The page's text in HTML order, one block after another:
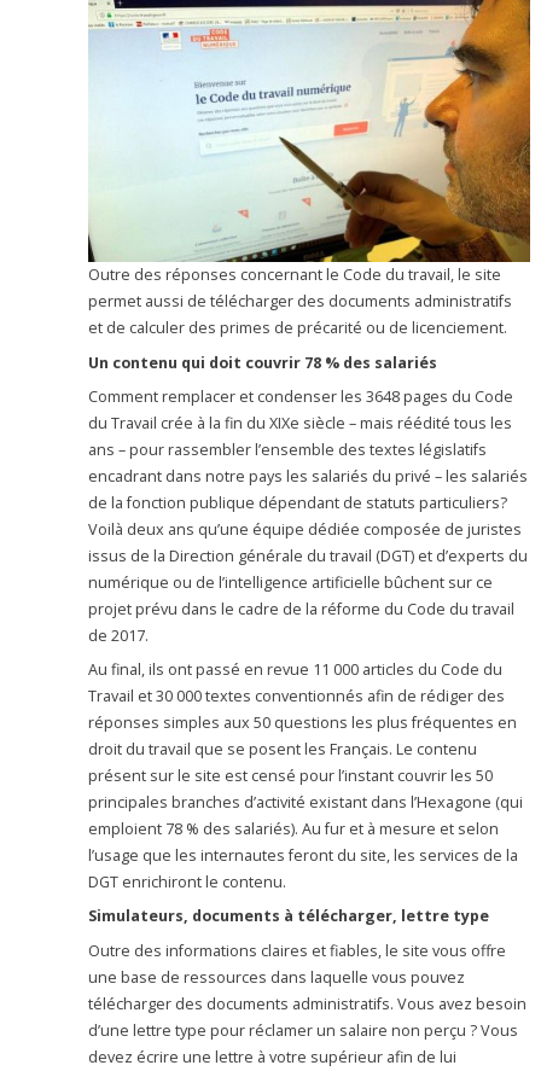
Outre des réponses concernant le Code du travail, le site
permet aussi de télécharger des documents administratifs
et de calculer des primes de précarité ou de licenciement.
Un contenu qui doit couvrir 78 % des salariés
Comment remplacer et condenser les 3648 pages du Code
du Travail crée à la fin du XIXe siècle – mais réédité tous les
ans – pour rassembler l’ensemble des textes législatifs
encadrant dans notre pays les salariés du privé – les salariés
de la fonction publique dépendant de statuts particuliers?
Voilà deux ans qu’une équipe dédiée composée de juristes
issus de la Direction générale du travail (DGT) et d’experts du
numérique ou de l’intelligence artificielle bûchent sur ce
projet prévu dans le cadre de la réforme du Code du travail
de 2017.
Au final, ils ont passé en revue 11 000 articles du Code du
Travail et 30 000 textes conventionnés afin de rédiger des
réponses simples aux 50 questions les plus fréquentes en
droit du travail que se posent les Français. Le contenu
présent sur le site est censé pour l’instant couvrir les 50
principales branches d’activité existant dans l’Hexagone (qui
emploient 78 % des salariés). Au fur et à mesure et selon
l’usage que les internautes feront du site, les services de la
DGT enrichiront le contenu.
Simulateurs, documents à télécharger, lettre type
Outre des informations claires et fiables, le site vous offre
une base de ressources dans laquelle vous pouvez
télécharger des documents administratifs. Vous avez besoin
d’une lettre type pour réclamer un salaire non perçu ? Vous
devez écrire une lettre à votre supérieur afin de lui